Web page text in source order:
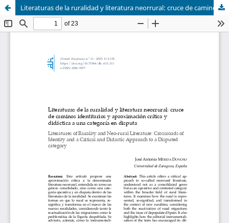
Literaturas de la ruralidad y literatura neorrural: cruce de caminos identitarios y aproximación crítica y didáctica a una categoría en disputa